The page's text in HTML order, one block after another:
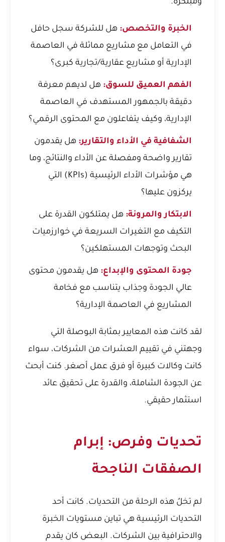
ومبتكرة.
الخبرة والتخصص: هل للشركة سجل حافل
في التعامل مع مشاريع مماثلة في العاصمة
الإدارية أو مشاريع عقارية/تجارية كبرى؟
الفهم العميق للسوق: هل لديهم معرفة
دقيقة بالجمهور المستهدف في العاصمة
الإدارية، وكيف يتفاعلون مع المحتوى الرقمي؟
الشفافية في الأداء والتقارير: هل يقدمون
تقارير واضحة ومفصلة عن الأداء والنتائج، وما
هي مؤشرات الأداء الرئيسية (KPIs) التي
يركزون عليها؟
الابتكار والمرونة: هل يمتلكون القدرة على
التكيف مع التغيرات السريعة في خوارزميات
البحث وتوجهات المستهلكين؟
جودة المحتوى والإبداع: هل يقدمون محتوى
عالي الجودة وجذاب يتناسب مع فخامة
المشاريع في العاصمة الإدارية؟
لقد كانت هذه المعايير بمثابة البوصلة التي
وجهتني في تقييم العشرات من الشركات، سواء
كانت وكالات كبيرة أو فرق عمل أصغر. كنت أبحث
عن الجودة الشاملة، والقدرة على تحقيق عائد
استثمار حقيقي.
تحديات وفرص: إبرام
الصفقات الناجحة
لم تخلُ هذه الرحلة من التحديات. كانت أحد
التحديات الرئيسية هي تباين مستويات الخبرة
والاحترافية بين الشركات. البعض كان يقدم